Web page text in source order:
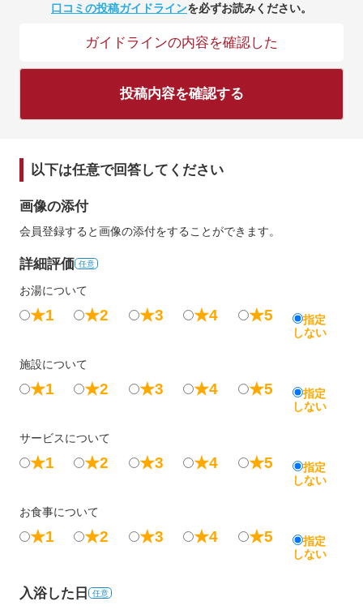
口コミの投稿ガイドラインを必ずお読みください。
ガイドラインの内容を確認した
投稿内容を確認する
以下は任意で回答してください
画像の添付
会員登録すると画像の添付をすることができます。
詳細評価 任意
お湯について
★1 ★2 ★3 ★4 ★5
指定
しない
施設について
★1 ★2 ★3 ★4 ★5
指定
しない
サービスについて
★1 ★2 ★3 ★4 ★5
指定
しない
お食事について
★1 ★2 ★3 ★4 ★5
指定
しない
入浴した日 任意